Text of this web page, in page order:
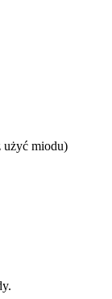
użyć miodu)